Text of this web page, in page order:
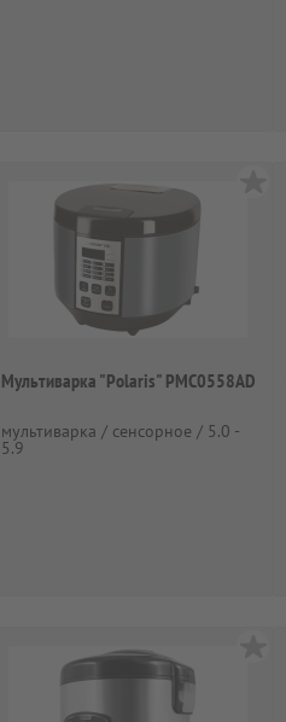
Мультиварка "Polaris" PMC0558AD
мультиварка / сенсорное / 5.0 -
5.9